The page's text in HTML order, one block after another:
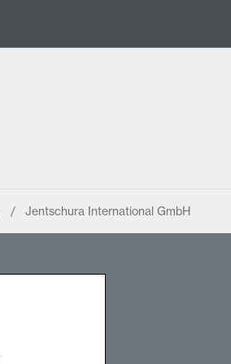
Jentschura International GmbH